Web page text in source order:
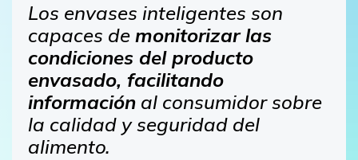
Los envases inteligentes son
capaces de monitorizar las
condiciones del producto
envasado, facilitando
información al consumidor sobre
la calidad y seguridad del
alimento.